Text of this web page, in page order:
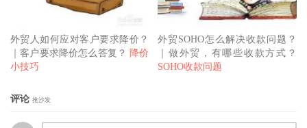
外贸人如何应对客户要求降价？
｜客户要求降价怎么答复？
降价
小技巧
外贸SOHO怎么解决收款问题？
｜做外贸，有哪些收款方式？
SOHO收款问题
评论 抢沙发